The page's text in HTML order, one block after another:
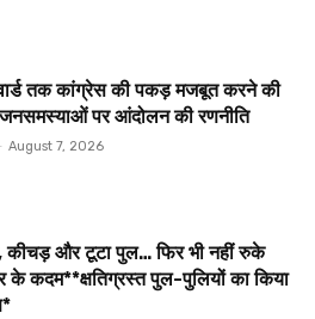
तक कांग्रेस की पकड़ मजबूत करने की
जनसमस्याओं पर आंदोलन की रणनीति
August 7, 2026
कीचड़ और टूटा पुल… फिर भी नहीं रुके
कदम**क्षतिग्रस्त पुल-पुलियों का किया